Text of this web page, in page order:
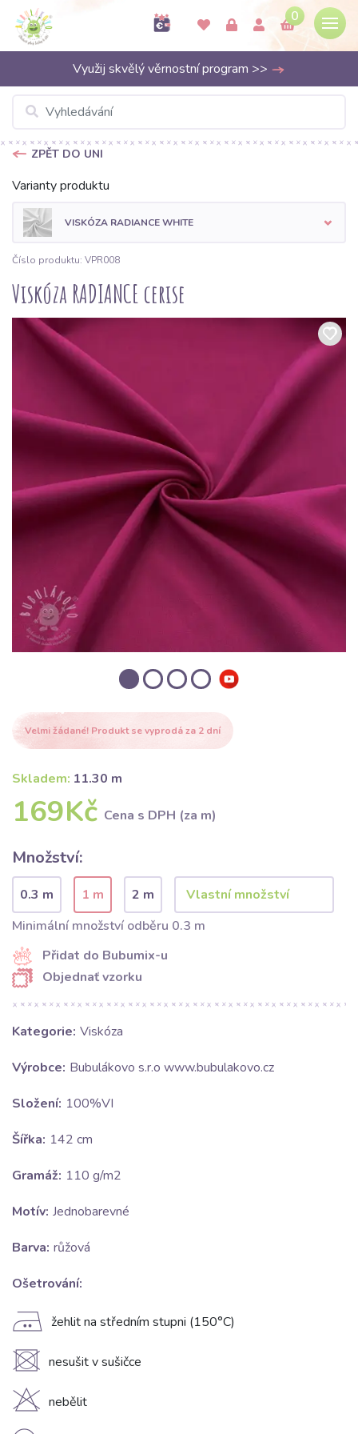
0
Využij skvělý věrnostní program >>
ZPĚT DO UNI
Varianty produktu
VISKÓZA RADIANCE WHITE
Číslo produktu: VPR008
Viskóza RADIANCE cerise
Velmi žádané! Produkt se vyprodá za 2 dní
Skladem: 11.30 m
169Kč Cena s DPH (za m)
Množství:
0.3 m 1 m
2 m
Minimální množství odběru 0.3 m
Přidat do Bubumix-u
Objednať vzorku
Kategorie: Viskóza
Výrobce: Bubulákovo s.r.o www.bubulakovo.cz
Složení: 100%VI
Šířka: 142 cm
Gramáž: 110 g/m2
Motív: Jednobarevné
Barva: růžová
Ošetrování:
E žehlit na středním stupni (150°C)
U nesušit v sušičce
H nebělit